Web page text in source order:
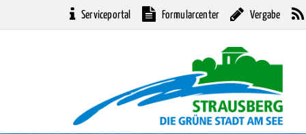
Serviceportal Formularcenter Vergabe